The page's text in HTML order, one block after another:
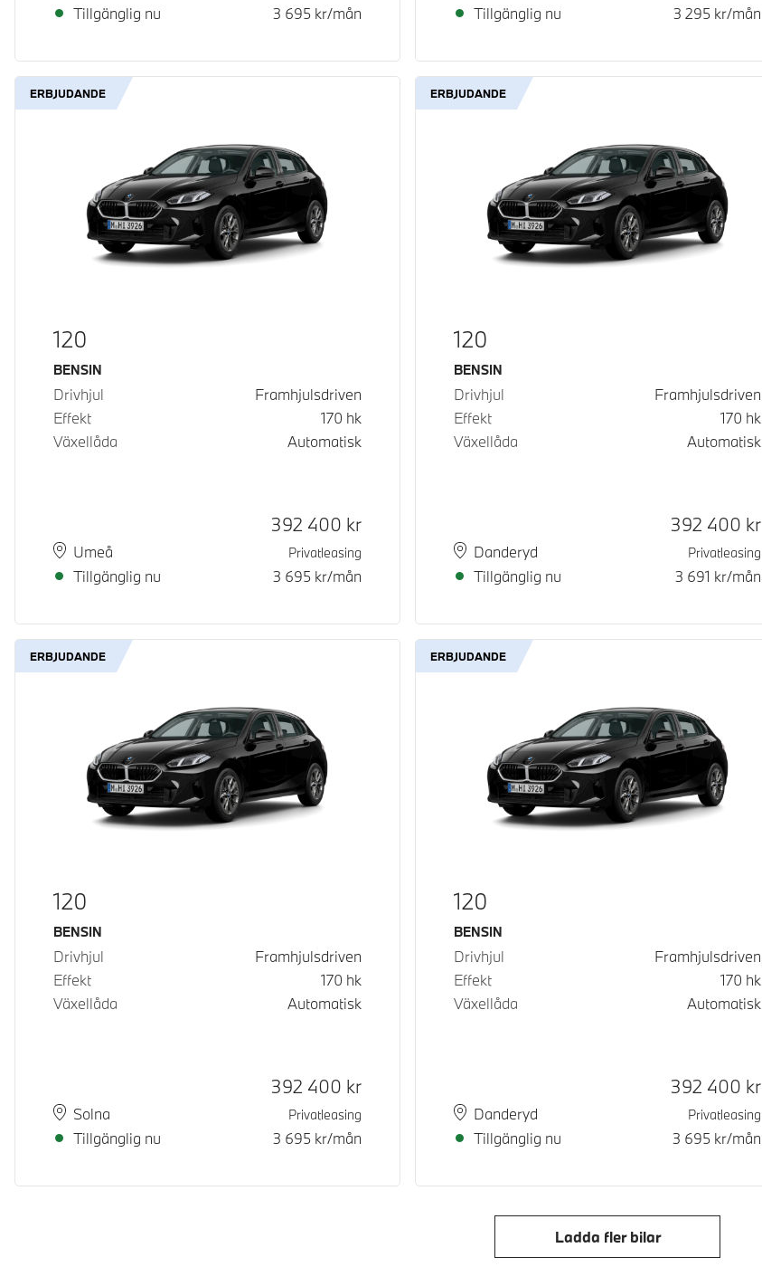
Tillgänglig nu
3 695 kr/mån
Tillgänglig nu
3 295 kr/mån
ERBJUDANDE
120
Bränsle
BENSIN
Drivhjul
Framhjulsdriven
Effekt
170 hk
Växellåda
Automatisk
PlatsUmeå
Leveranstid
Tillgänglig nu
Kontantpris
392 400 kr
Privatleasing
3 695 kr/mån
ERBJUDANDE
120
Bränsle
BENSIN
Drivhjul
Framhjulsdriven
Effekt
170 hk
Växellåda
Automatisk
PlatsDanderyd
Leveranstid
Tillgänglig nu
Kontantpris
392 400 kr
Privatleasing
3 691 kr/mån
ERBJUDANDE
120
Bränsle
BENSIN
Drivhjul
Framhjulsdriven
Effekt
170 hk
Växellåda
Automatisk
PlatsSolna
Leveranstid
Tillgänglig nu
Kontantpris
392 400 kr
Privatleasing
3 695 kr/mån
ERBJUDANDE
120
Bränsle
BENSIN
Drivhjul
Framhjulsdriven
Effekt
170 hk
Växellåda
Automatisk
PlatsDanderyd
Leveranstid
Tillgänglig nu
Kontantpris
392 400 kr
Privatleasing
3 695 kr/mån
Ladda fler bilar